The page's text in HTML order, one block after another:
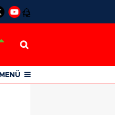
12
MENÜ